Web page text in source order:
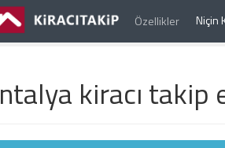
Özellikler Niçin
kiracı takip